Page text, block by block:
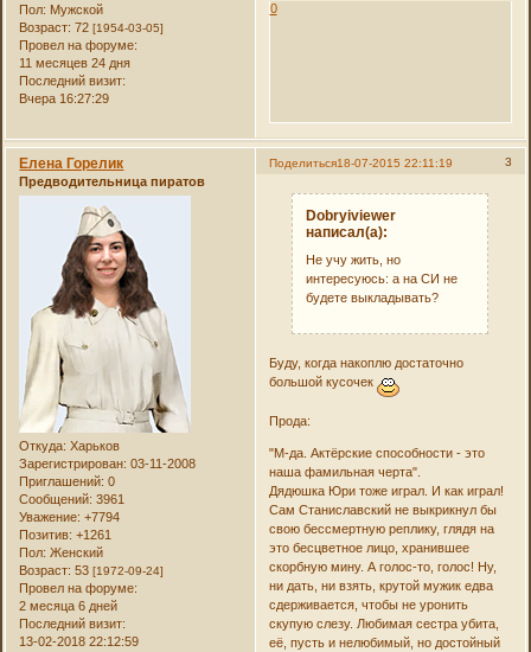
Пол: Мужской
Возраст: 72[1954-03-05]
Провел на форуме:
11 месяцев 24 дня
Последний визит:
Вчера 16:27:29
0
Поделиться 3
18-07-2015 22:11:19
Елена Горелик
Предводительница пиратов
Откуда: Харьков
Зарегистрирован: 03-11-2008
Приглашений: 0
Сообщений: 3961
Уважение: +7794
Позитив: +1261
Пол: Женский
Возраст: 53[1972-09-24]
Провел на форуме:
2 месяца 6 дней
Последний визит:
13-02-2018 22:12:59
Dobryiviewer
написал(а):
Не учу жить, но
интересуюсь: а на СИ не
будете выкладывать?
Буду, когда накоплю достаточно
большой кусочек
Прода:
"М-да. Актёрские способности - это
наша фамильная черта".
Дядюшка Юри тоже играл. И как играл!
Сам Станиславский не выкрикнул бы
свою бессмертную реплику, глядя на
это бесцветное лицо, хранившее
скорбную мину. А голос-то, голос! Ну,
ни дать, ни взять, крутой мужик едва
сдерживается, чтобы не уронить
скупую слезу. Любимая сестра убита,
её, пусть и нелюбимый, но достойный